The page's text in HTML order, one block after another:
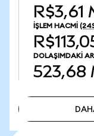
R$3,61
İŞLEM HACMI
DOLAŞIMDAKI
523,68